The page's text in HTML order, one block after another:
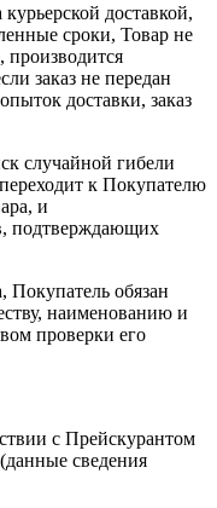
доставкой,
сроки, Товар не
заказ не передан
доставки, заказ
случайной гибели
к Покупателю
и
подтверждающих
Покупатель обязан
наименованию и
проверки его
с Прейскурантом
сведения